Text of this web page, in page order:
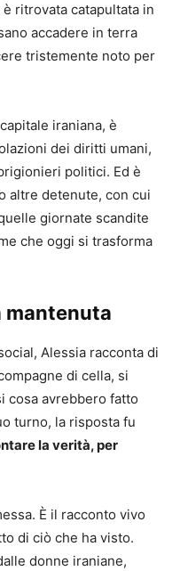
ritrovata catapultata in
accadere in terra
tristemente noto per
iraniana, è
dei diritti umani,
politici. Ed è
altre detenute, con cui
giornate scandite
che oggi si trasforma
mantenuta
Alessia racconta di
di cella, si
cosa avrebbero fatto
turno, la risposta fu
la verità, per
È il racconto vivo
di ciò che ha visto.
donne iraniane,